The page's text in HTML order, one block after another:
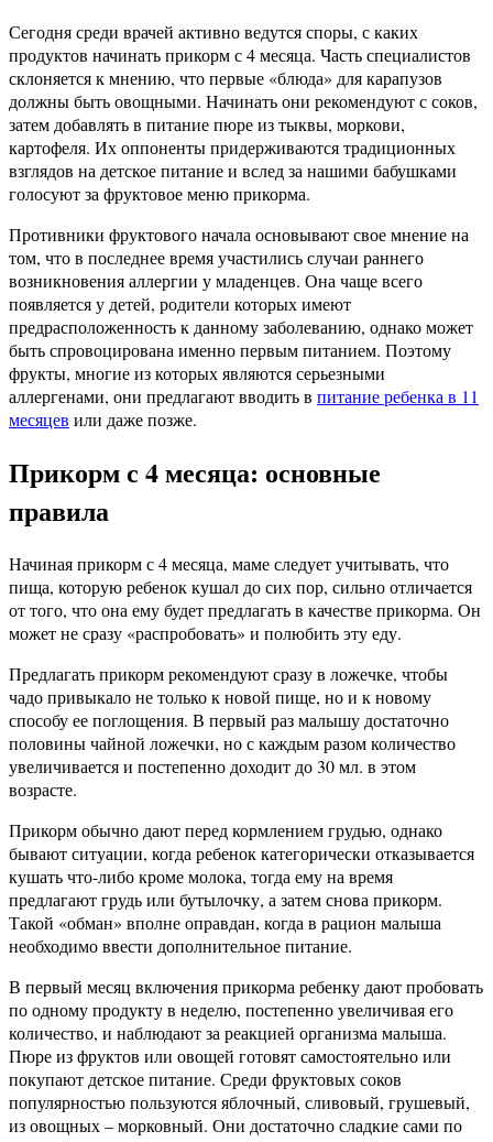
Сегодня среди врачей активно ведутся споры, с каких
продуктов начинать прикорм с 4 месяца. Часть специалистов
склоняется к мнению, что первые «блюда» для карапузов
должны быть овощными. Начинать они рекомендуют с соков,
затем добавлять в питание пюре из тыквы, моркови,
картофеля. Их оппоненты придерживаются традиционных
взглядов на детское питание и вслед за нашими бабушками
голосуют за фруктовое меню прикорма.
Противники фруктового начала основывают свое мнение на
том, что в последнее время участились случаи раннего
возникновения аллергии у младенцев. Она чаще всего
появляется у детей, родители которых имеют
предрасположенность к данному заболеванию, однако может
быть спровоцирована именно первым питанием. Поэтому
фрукты, многие из которых являются серьезными
аллергенами, они предлагают вводить в питание ребенка в 11
месяцев или даже позже.
Прикорм с 4 месяца: основные
правила
Начиная прикорм с 4 месяца, маме следует учитывать, что
пища, которую ребенок кушал до сих пор, сильно отличается
от того, что она ему будет предлагать в качестве прикорма. Он
может не сразу «распробовать» и полюбить эту еду.
Предлагать прикорм рекомендуют сразу в ложечке, чтобы
чадо привыкало не только к новой пище, но и к новому
способу ее поглощения. В первый раз малышу достаточно
половины чайной ложечки, но с каждым разом количество
увеличивается и постепенно доходит до 30 мл. в этом
возрасте.
Прикорм обычно дают перед кормлением грудью, однако
бывают ситуации, когда ребенок категорически отказывается
кушать что-либо кроме молока, тогда ему на время
предлагают грудь или бутылочку, а затем снова прикорм.
Такой «обман» вполне оправдан, когда в рацион малыша
необходимо ввести дополнительное питание.
В первый месяц включения прикорма ребенку дают пробовать
по одному продукту в неделю, постепенно увеличивая его
количество, и наблюдают за реакцией организма малыша.
Пюре из фруктов или овощей готовят самостоятельно или
покупают детское питание. Среди фруктовых соков
популярностью пользуются яблочный, сливовый, грушевый,
из овощных – морковный. Они достаточно сладкие сами по